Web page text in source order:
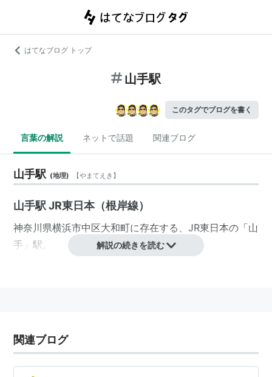
はてなブログ トップ
山手駅
このタグでブログを書く
言葉の解説 ネットで話題 関連ブログ
山手駅 (地理) 【やまてえき 】
山手駅 JR東日本（根岸線）
神奈川県横浜市中区大和町に存在する、JR東日本の「山
手 」駅。
小田和正のアルバム「MY HOME TOWN」のジャケ
ットの写真を撮影した駅である。
解説の続きを読む
関連ブログ